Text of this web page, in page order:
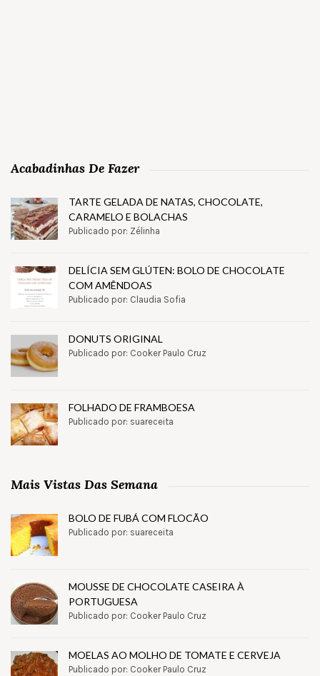
Acabadinhas De Fazer
TARTE GELADA DE NATAS, CHOCOLATE,
CARAMELO E BOLACHAS
Publicado por: Zélinha
DELÍCIA SEM GLÚTEN: BOLO DE CHOCOLATE
COM AMÊNDOAS
Publicado por: Claudia Sofia
DONUTS ORIGINAL
Publicado por: Cooker Paulo Cruz
FOLHADO DE FRAMBOESA
Publicado por: suareceita
Mais Vistas Das Semana
BOLO DE FUBÁ COM FLOCÃO
Publicado por: suareceita
MOUSSE DE CHOCOLATE CASEIRA À
PORTUGUESA
Publicado por: Cooker Paulo Cruz
MOELAS AO MOLHO DE TOMATE E CERVEJA
Publicado por: Cooker Paulo Cruz